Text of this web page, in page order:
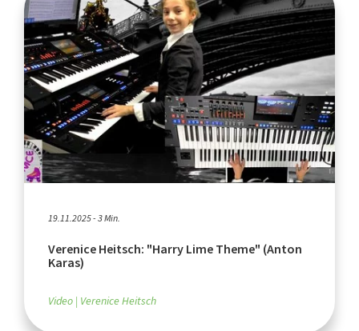
19.11.2025 - 3 Min.
Verenice Heitsch: "Harry Lime Theme" (Anton
Karas)
Video Verenice Heitsch